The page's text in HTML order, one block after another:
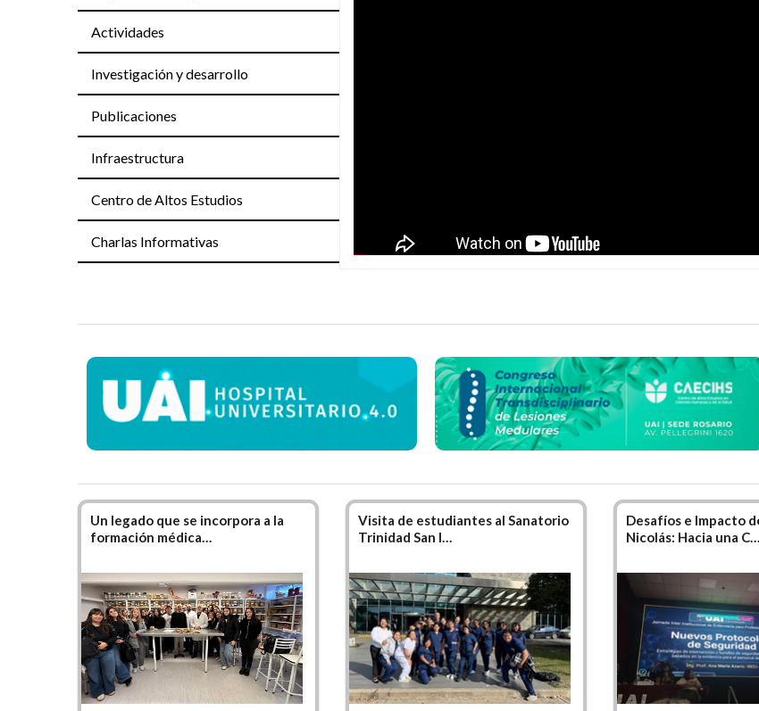
Actividades
Investigación y desarrollo
Publicaciones
Infraestructura
Centro de Altos Estudios
Charlas Informativas
movimiento y los medios físicos (calor, frío, luz, electricidad,
El Licenciado en Kinesiología y Fisiatríadebe contener,
creando una relación de confianza, pero también de
excelentes profesionales, pero sobre todo, como
todas las disciplinas que encierra la
Kinesiologíay la
deportiva.
para poner a disposición de la comunidad, por lo que en
– metodológica que culmina con un trabajo final que
La Carrera deKinesiología y Fisiatría
imprime su sello
mismo sea quien se apropia del conocimiento, dentro del
y creativa y con capacidad de dar respuesta a la
Un legado que se incorpora a la
formación médica…
Visita de estudiantes al Sanatorio
Trinidad San I…
Desafíos e Impacto
Nicolás: Hacia una C…